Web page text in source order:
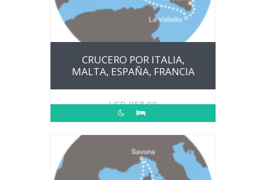
CRUCERO POR ITALIA,
MALTA, ESPAÑA, FRANCIA
USD958.00